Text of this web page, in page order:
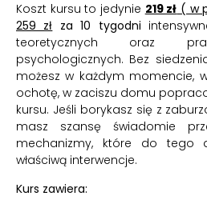
Koszt kursu to jedynie 219 zł ( w
259 zł za 10 tygodni
teoretycznych oraz
psychologicznych. Bez
możesz w każdym momencie,
ochotę, w zaciszu domu
kursu. Jeśli borykasz się z
masz szansę świadomie
mechanizmy, które do tego
właściwą interwencje.
Kurs zawiera: